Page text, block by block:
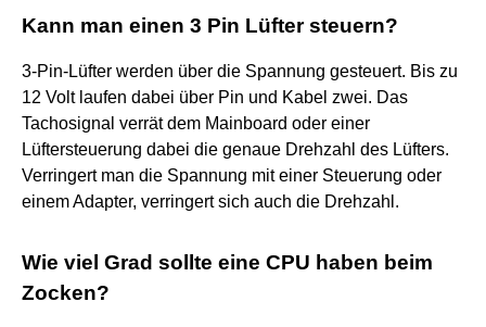
Kann man einen 3 Pin Lüfter steuern?
3-Pin-Lüfter werden über die Spannung gesteuert. Bis zu
12 Volt laufen dabei über Pin und Kabel zwei. Das
Tachosignal verrät dem Mainboard oder einer
Lüftersteuerung dabei die genaue Drehzahl des Lüfters.
Verringert man die Spannung mit einer Steuerung oder
einem Adapter, verringert sich auch die Drehzahl.
Wie viel Grad sollte eine CPU haben beim
Zocken?